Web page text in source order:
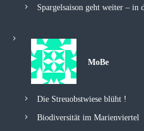
Spargelsaison geht weiter – in
MoBe
Die Streuobstwiese blüht !
Biodiversität im Marienviertel